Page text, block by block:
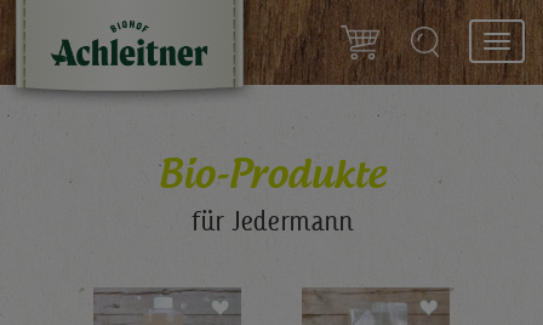
Bio-Produkte
für Jedermann